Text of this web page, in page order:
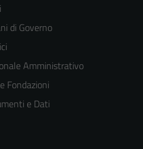
di Governo
Amministrativo
Fondazioni
e Dati